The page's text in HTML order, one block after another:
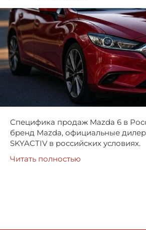
Специфика продаж Mazda 6 в
бренд Mazda, официальные
SKYACTIV в российских условиях.
Читать полностью